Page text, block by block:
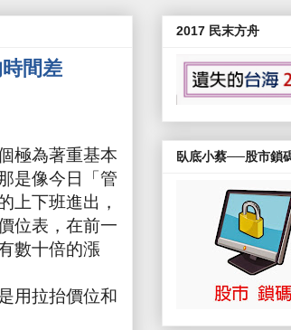
間差
極為著重基本
是像今日「管
上下班進出，
位表，在前一
數十倍的漲
用拉抬價位和
2017 民末方舟
臥底小蔡──股市鎖